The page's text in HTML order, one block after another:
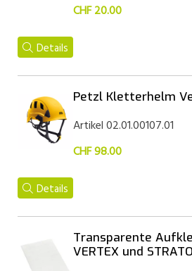
CHF 20.00
Details
Petzl Kletterhelm
Artikel 02.01.00107.01
CHF 98.00
Details
Transparente
VERTEX und STRATO